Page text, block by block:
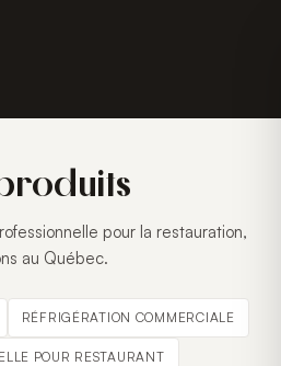
pour la restauration,
au Québec.
RÉFRIGÉRATION COMMERCIALE
POUR RESTAURANT